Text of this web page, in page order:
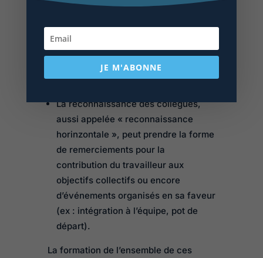
valorisation au travers par exemple
de mots d’encouragement, de
félicitations et de soutien lorsqu’ils
sont confrontés à des situations de
La reconnaissance des collègues,
aussi appelée « reconnaissance
horinzontale », peut prendre la forme
de remerciements pour la
contribution du travailleur aux
objectifs collectifs ou encore
d’événements organisés en sa faveur
(ex : intégration à l’équipe, pot de
départ).
La formation de l’ensemble de ces
JE M'ABONNE